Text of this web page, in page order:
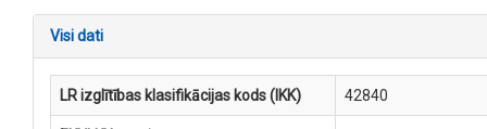
Visi dati
LR izglītības klasifikācijas kods (IKK) 42840